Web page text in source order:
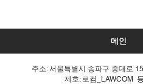
메인
주소: 서울특별시 송파구 중대로
제호: 로컴_LAWCOM